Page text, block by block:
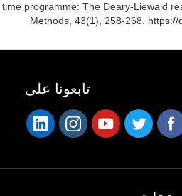
programme: The Deary-Liewald
Methods, 43(1), 258-268.
تابعونا على